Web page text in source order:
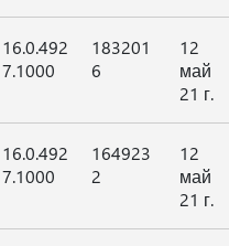
16.0.492
7.1000
183201
6
12
май
21 г.
16.0.492
7.1000
164923
2
12
май
21 г.